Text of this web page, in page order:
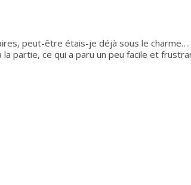
peut-être étais-je déjà sous le charme….
partie, ce qui a paru un peu facile et